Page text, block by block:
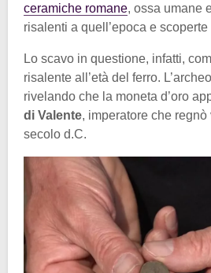
ceramiche romane, ossa umane
risalenti a quell’epoca e scoperte
Lo scavo in questione, infatti,
risalente all’età del ferro.
rivelando che la moneta d’oro
di Valente, imperatore che
secolo d.C.